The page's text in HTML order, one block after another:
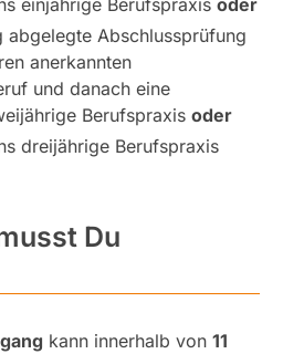
einjährige Berufspraxis oder
abgelegte Abschlussprüfung
anerkannten
und danach eine
Berufspraxis oder
dreijährige Berufspraxis
Du
kann innerhalb von 11